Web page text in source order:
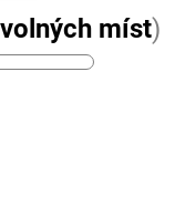
míst)